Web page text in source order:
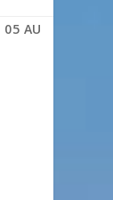
05 AU